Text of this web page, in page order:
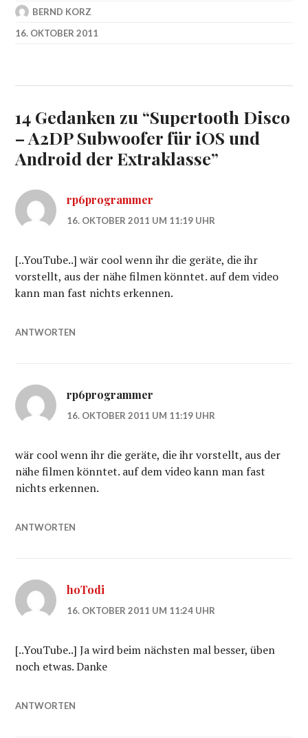
BERND KORZ
16. OKTOBER 2011
14 Gedanken zu “Supertooth Disco
– A2DP Subwoofer für iOS und
Android der Extraklasse”
rp6programmer
16. OKTOBER 2011 UM 11:19 UHR
[..YouTube..] wär cool wenn ihr die geräte, die ihr
vorstellt, aus der nähe filmen könntet. auf dem video
kann man fast nichts erkennen.
ANTWORTEN
rp6programmer
16. OKTOBER 2011 UM 11:19 UHR
wär cool wenn ihr die geräte, die ihr vorstellt, aus der
nähe filmen könntet. auf dem video kann man fast
nichts erkennen.
ANTWORTEN
hoTodi
16. OKTOBER 2011 UM 11:24 UHR
[..YouTube..] Ja wird beim nächsten mal besser, üben
noch etwas. Danke
ANTWORTEN